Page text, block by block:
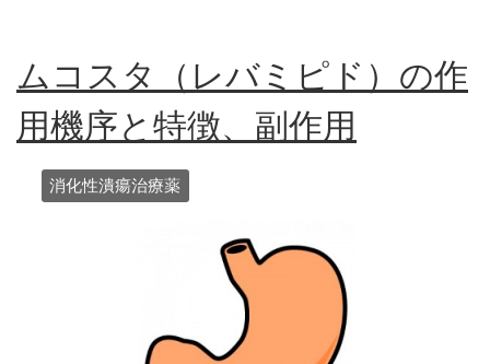
ムコスタ（レバミピド）の作
用機序と特徴、副作用
消化性潰瘍治療薬